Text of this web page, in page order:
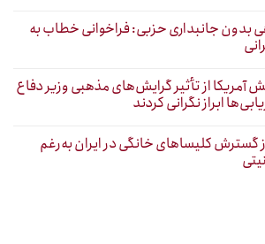
بدون جانبداری حزبی: فراخوانی خطاب به
آمریکا از تأثیر گرایش‌های مذهبی وزیر دفاع
ابراز نگرانی کردند
گسترش کلیساهای خانگی در ایران به‌رغم